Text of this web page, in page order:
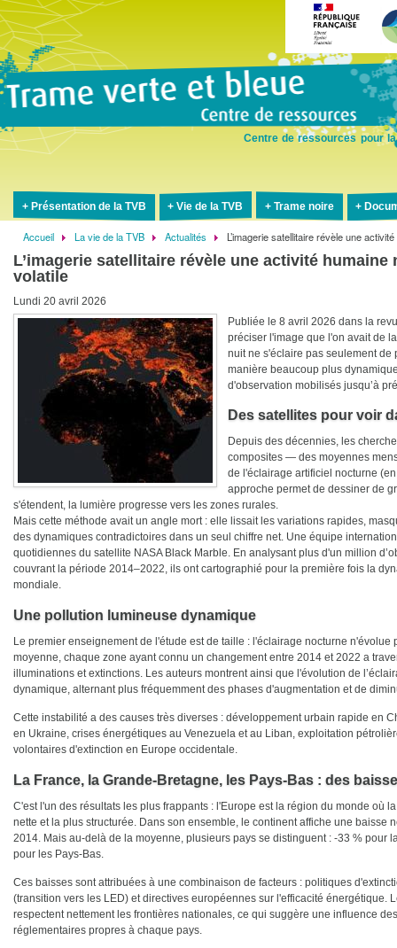
Centre de ressources pour
Présentation de la TVB Vie de la TVB Trame noire
Fil
d'Ariane
Accueil La vie de la TVB Actualités L’imagerie satellitaire révèle une
L’imagerie satellitaire révèle une activité
volatile
Lundi 20 avril 2026
Publiée le 8 avril 2026 dans la
préciser l'image que l'on avait de
nuit ne s'éclaire pas seulement de
manière beaucoup plus
d'observation mobilisés jusqu’à
Des satellites pour voir
Depuis des décennies, les
composites — des moyennes
de l'éclairage artificiel nocturne
approche permet de dessiner de
s'étendent, la lumière progresse vers les zones rurales.
Mais cette méthode avait un angle mort : elle lissait les variations rapides,
des dynamiques contradictoires dans un seul chiffre net. Une équipe
quotidiennes du satellite NASA Black Marble. En analysant plus d'un million
couvrant la période 2014–2022, ils ont cartographié pour la première fois la
mondiale.
Une pollution lumineuse dynamique
Le premier enseignement de l'étude est de taille : l'éclairage nocturne
moyenne, chaque zone ayant connu un changement entre 2014 et 2022 a
illuminations et extinctions. Les auteurs montrent ainsi que l'évolution de
dynamique, alternant plus fréquemment des phases d'augmentation et de
Cette instabilité a des causes très diverses : développement urbain rapide en
en Ukraine, crises énergétiques au Venezuela et au Liban, exploitation
volontaires d'extinction en Europe occidentale.
La France, la Grande-Bretagne, les Pays-Bas : des
C'est l'un des résultats les plus frappants : l'Europe est la région du monde où
nette et la plus structurée. Dans son ensemble, le continent affiche une baisse
2014. Mais au-delà de la moyenne, plusieurs pays se distinguent : -33 % pour
pour les Pays-Bas.
Ces baisses sont attribuées à une combinaison de facteurs : politiques
(transition vers les LED) et directives européennes sur l'efficacité énergétique.
respectent nettement les frontières nationales, ce qui suggère une influence
réglementaires propres à chaque pays.